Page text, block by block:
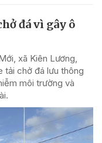
đá vì gây ô
xã Kiên Lương,
tải chở đá lưu thông
môi trường và